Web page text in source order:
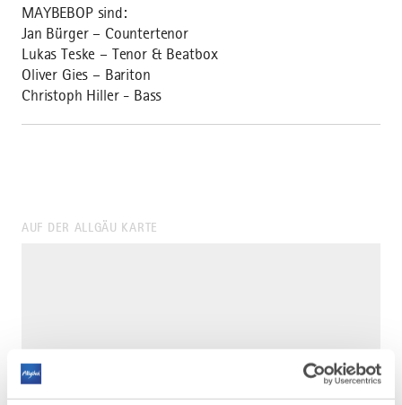
MAYBEBOP sind:
Jan Bürger – Countertenor
Lukas Teske – Tenor & Beatbox
Oliver Gies – Bariton
Christoph Hiller - Bass
AUF DER ALLGÄU KARTE